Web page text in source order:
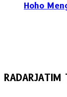
Hoho
RADARJATIM